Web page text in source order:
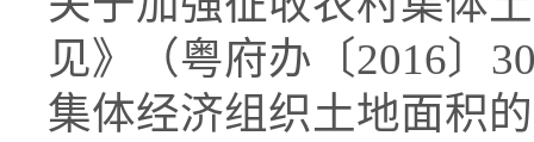
见》（粤府办〔2016〕
集体经济组织土地面积